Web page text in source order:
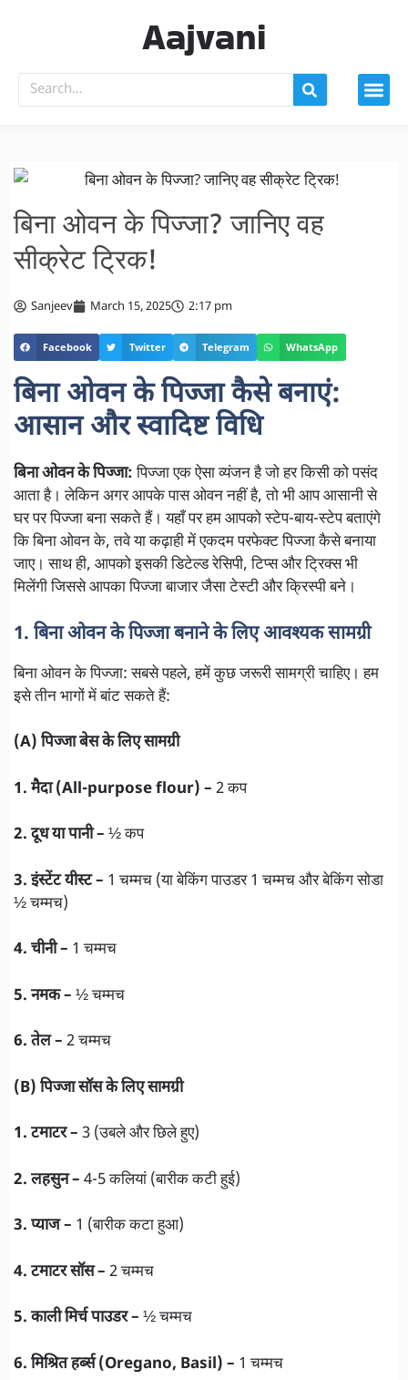
Aajvani
बिना ओवन के पिज्जा? जानिए वह
सीक्रेट ट्रिक!
Sanjeev March 15, 2025 2:17 pm
Facebook Twitter Telegram WhatsApp
बिना ओवन के पिज्जा कैसे बनाएं:
आसान और स्वादिष्ट विधि
बिना ओवन के पिज्जा:पिज्जा एक ऐसा व्यंजन है जो हर किसी को पसंद
आता है। लेकिन अगर आपके पास ओवन नहीं है, तो भी आप आसानी से
घर पर पिज्जा बना सकते हैं। यहाँ पर हम आपको स्टेप-बाय-स्टेप बताएंगे
कि बिना ओवन के, तवे या कढ़ाही में एकदम परफेक्ट पिज्जा कैसे बनाया
जाए। साथ ही, आपको इसकी डिटेल्ड रेसिपी, टिप्स और ट्रिक्स भी
मिलेंगी जिससे आपका पिज्जा बाजार जैसा टेस्टी और क्रिस्पी बने।
1. बिना ओवन के पिज्जा बनाने के लिए आवश्यक सामग्री
बिना ओवन के पिज्जा: सबसे पहले, हमें कुछ जरूरी सामग्री चाहिए। हम
इसे तीन भागों में बांट सकते हैं:
(A) पिज्जा बेस के लिए सामग्री
1. मैदा (All-purpose flour) – 2 कप
2. दूध या पानी – ½ कप
3. इंस्टेंट यीस्ट – 1 चम्मच (या बेकिंग पाउडर 1 चम्मच और बेकिंग सोडा
½ चम्मच)
4. चीनी – 1 चम्मच
5. नमक – ½ चम्मच
6. तेल – 2 चम्मच
(B) पिज्जा सॉस के लिए सामग्री
1. टमाटर – 3 (उबले और छिले हुए)
2. लहसुन – 4-5 कलियां (बारीक कटी हुई)
3. प्याज – 1 (बारीक कटा हुआ)
4. टमाटर सॉस – 2 चम्मच
5. काली मिर्च पाउडर – ½ चम्मच
6. मिश्रित हर्ब्स (Oregano, Basil) – 1 चम्मच